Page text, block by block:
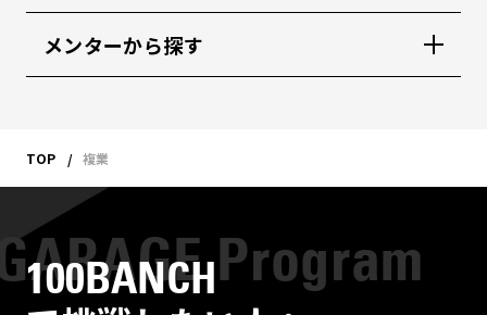
メンターから探す
TOP 複業
100BANCH